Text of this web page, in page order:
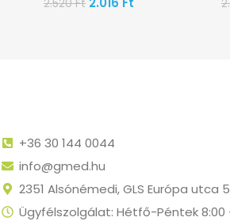
2.520Ft
+36 30 144 0044
info@gmed.hu
2351 Alsónémedi, GLS Európa utca
Ügyfélszolgálat: Hétfő-Péntek 8:00